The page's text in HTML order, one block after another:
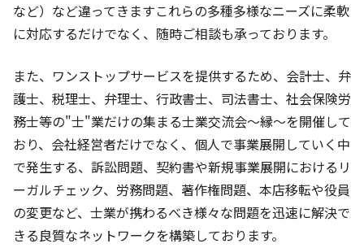
など）など違ってきますこれらの多種多様なニーズに柔軟
に対応するだけでなく、随時ご相談も承っております。
また、ワンストップサービスを提供するため、会計士、弁
護士、税理士、弁理士、行政書士、司法書士、社会保険労
務士等の"士"業だけの集まる士業交流会～縁～を開催して
おり、会社経営者だけでなく、個人で事業展開していく中
で発生する、訴訟問題、契約書や新規事業展開におけるリ
ーガルチェック、労務問題、著作権問題、本店移転や役員
の変更など、士業が携わるべき様々な問題を迅速に解決で
きる良質なネットワークを構築しております。